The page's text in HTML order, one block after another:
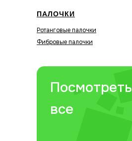
ПАЛОЧКИ
Ротанговые палочки
Фибровые палочки
Посмотреть
все